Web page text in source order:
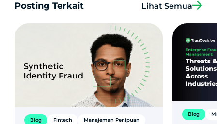
Posting Terkait Lihat Semua
Blog Fintech Manajemen Penipuan
Blog